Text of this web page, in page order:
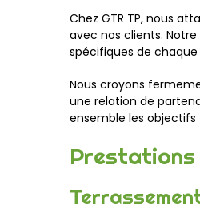
Chez GTR TP, nous
avec nos clients.
spécifiques de chaque
Nous croyons
une relation de
ensemble les objectifs
Prestations